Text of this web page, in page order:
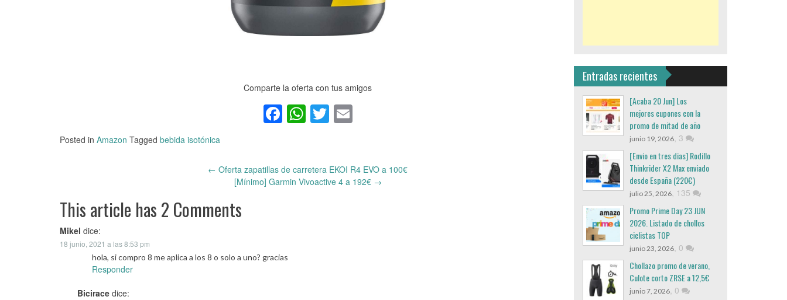
Comparte la oferta con tus amigos
Facebook
WhatsApp
Twitter
Email
Posted in Amazon Tagged bebida isotónica
navigation
← Oferta zapatillas de carretera EKOI R4 EVO a 100€
[Mínimo] Garmin Vivoactive 4 a 192€ →
This article has 2 Comments
Mikel dice:
18 junio, 2021 a las 8:53 pm
hola, si compro 8 me aplica a los 8 o solo a uno? gracias
Responder
Bicirace dice:
Entradas recientes
[Acaba 20 Jun] Los
mejores cupones con la
promo de mitad de año
junio 19, 2026, 3
[Envio en tres dias] Rodillo
Thinkrider X2 Max enviado
desde España (220€)
julio 25, 2026, 135
Promo Prime Day 23 JUN
2026. Listado de chollos
ciclistas TOP
junio 23, 2026, 0
Chollazo promo de verano,
Culote corto ZRSE a 12,5€
junio 7, 2026, 0